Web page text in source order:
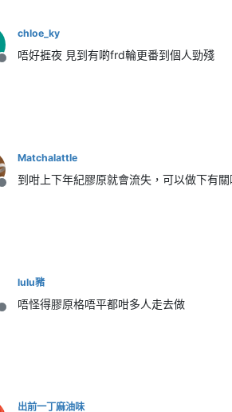
離線
chloe_ky
唔好捱夜 見到有啲frd輪更番到個人勁殘
離線
Matchalattle
到咁上下年紀膠原就會流失，可以做下有
離線
lulu豬
唔怪得膠原格唔平都咁多人走去做
出前一丁麻油味